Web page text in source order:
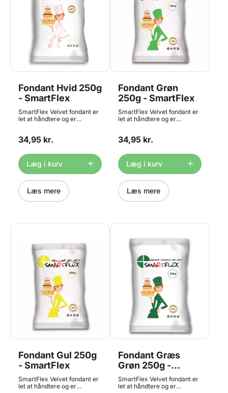
Fondant Hvid 250g
- SmartFlex
SmartFlex Velvet fondant er
let at håndtere og er
enhver form for dekoration.
og også tyndt. Det revner
eller klæber minimalt under
rullning. Overfladen er
perfekt ensartet med en
fløjlsfølelse. SmartFlex kan
bruges i forskellige
temperaturområder fra
500g fondant til at
SmartFLex Velvet Fondant
34,95 kr.
Læg i kurv
Læs mere
Fondant Grøn
250g - SmartFlex
SmartFlex Velvet fondant er
let at håndtere og er
enhver form for dekoration.
og også tyndt. Det revner
eller klæber minimalt under
rullning. Overfladen er
perfekt ensartet med en
fløjlsfølelse. SmartFlex kan
bruges i forskellige
temperaturområder fra
500g fondant til at
med en diameter på ø25 cm.
SmartFLex Velvet Green
Fondant
34,95 kr.
Læg i kurv
Læs mere
Fondant Gul 250g
- SmartFlex
SmartFlex Velvet fondant er
let at håndtere og er
Fondant Græs
Grøn 250g -
SmartFlex
SmartFlex Velvet fondant er
let at håndtere og er